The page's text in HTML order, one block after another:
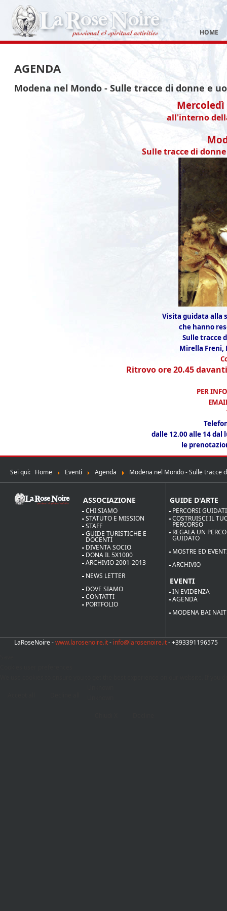
HOME
AGENDA
Modena nel Mondo - Sulle tracce di donne e
Mercoledì
all'interno
Sulle tracce di
Visita guidata alla
che hanno
Sulle tracce
Mirella
Ritrovo ore 20.45
PER
dalle 12.00 alle 14
le
Sei qui: Home Eventi Agenda Modena nel Mondo - Sulle tracce
ASSOCIAZIONE
CHI SIAMO
STATUTO E MISSION
STAFF
GUIDE TURISTICHE E
DOCENTI
DIVENTA SOCIO
DONA IL 5X1000
ARCHIVIO 2001-2013
NEWS LETTER
DOVE SIAMO
CONTATTI
PORTFOLIO
GUIDE D'ARTE
PERCORSI GUIDATI
COSTRUISCI IL
PERCORSO
REGALA UN
GUIDATO
MOSTRE ED
ARCHIVIO
EVENTI
IN EVIDENZA
AGENDA
MODENA BAI NAIT
LaRoseNoire -www.larosenoire.it- info@larosenoire.it- +393391196575